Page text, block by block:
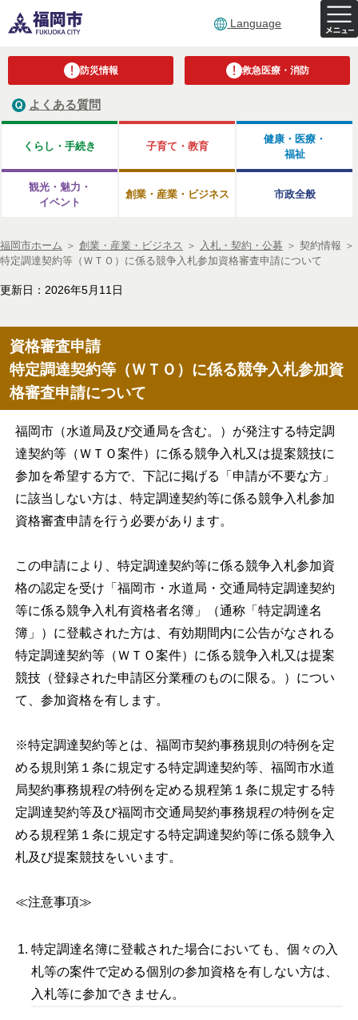
Language
防災情報 救急医療・消防
よくある質問
くらし・手続き 子育て・教育
健康・医療・
福祉
観光・魅力・
イベント
創業・産業・ビジネス 市政全般
福岡市ホーム ＞ 創業・産業・ビジネス ＞ 入札・契約・公募 ＞ 契約情報 ＞
特定調達契約等（ＷＴＯ）に係る競争入札参加資格審査申請について
更新日：2026年5月11日
資格審査申請
特定調達契約等（ＷＴＯ）に係る競争入札参加資
格審査申請について
福岡市（水道局及び交通局を含む。）が発注する特定調
達契約等（ＷＴＯ案件）に係る競争入札又は提案競技に
参加を希望する方で、下記に掲げる「申請が不要な方」
に該当しない方は、特定調達契約等に係る競争入札参加
資格審査申請を行う必要があります。
この申請により、特定調達契約等に係る競争入札参加資
格の認定を受け「福岡市・水道局・交通局特定調達契約
等に係る競争入札有資格者名簿」（通称「特定調達名
簿」）に登載された方は、有効期間内に公告がなされる
特定調達契約等（ＷＴＯ案件）に係る競争入札又は提案
競技（登録された申請区分業種のものに限る。）につい
て、参加資格を有します。
※特定調達契約等とは、福岡市契約事務規則の特例を定
める規則第１条に規定する特定調達契約等、福岡市水道
局契約事務規程の特例を定める規程第１条に規定する特
定調達契約等及び福岡市交通局契約事務規程の特例を定
める規程第１条に規定する特定調達契約等に係る競争入
札及び提案競技をいいます。
≪注意事項≫
特定調達名簿に登載された場合においても、個々の入
札等の案件で定める個別の参加資格を有しない方は、
入札等に参加できません。